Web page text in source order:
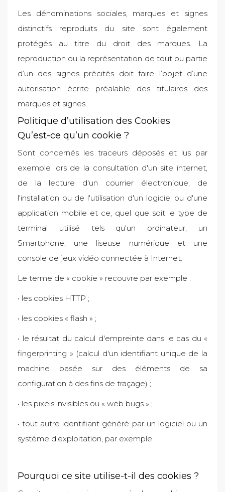
Les dénominations sociales, marques et signes
distinctifs reproduits du site sont également
protégés au titre du droit des marques. La
reproduction ou la représentation de tout ou partie
d’un des signes précités doit faire l’objet d’une
autorisation écrite préalable des titulaires des
marques et signes.
Politique d’utilisation des Cookies
Qu’est-ce qu’un cookie ?
Sont concernés les traceurs déposés et lus par
exemple lors de la consultation d'un site internet,
de la lecture d'un courrier électronique, de
l'installation ou de l'utilisation d'un logiciel ou d'une
application mobile et ce, quel que soit le type de
terminal utilisé tels qu'un ordinateur, un
Smartphone, une liseuse numérique et une
console de jeux vidéo connectée à Internet.
Le terme de « cookie » recouvre par exemple :
• les cookies HTTP ;
• les cookies « flash » ;
• le résultat du calcul d'empreinte dans le cas du «
fingerprinting » (calcul d'un identifiant unique de la
machine basée sur des éléments de sa
configuration à des fins de traçage) ;
• les pixels invisibles ou « web bugs » ;
• tout autre identifiant généré par un logiciel ou un
système d'exploitation, par exemple.
Pourquoi ce site utilise-t-il des cookies ?